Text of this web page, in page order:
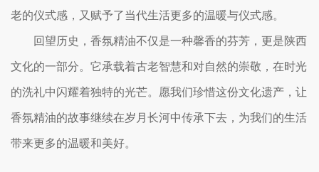
老的仪式感，又赋予了当代生活更多的温暖与仪式感。
回望历史，香氛精油不仅是一种馨香的芬芳，更是陕西
文化的一部分。它承载着古老智慧和对自然的崇敬，在时光
的洗礼中闪耀着独特的光芒。愿我们珍惜这份文化遗产，让
香氛精油的故事继续在岁月长河中传承下去，为我们的生活
带来更多的温暖和美好。